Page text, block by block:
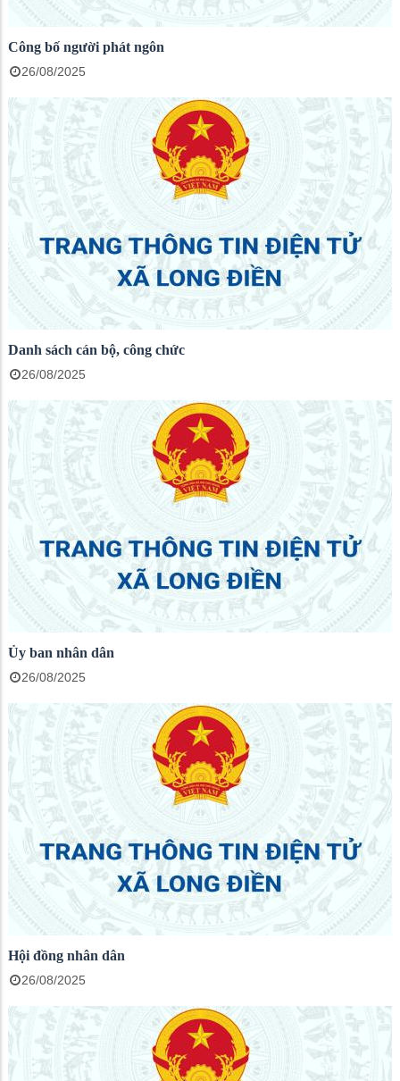
Công bố người phát ngôn
26/08/2025
Danh sách cán bộ, công chức
26/08/2025
Ủy ban nhân dân
26/08/2025
Hội đồng nhân dân
26/08/2025